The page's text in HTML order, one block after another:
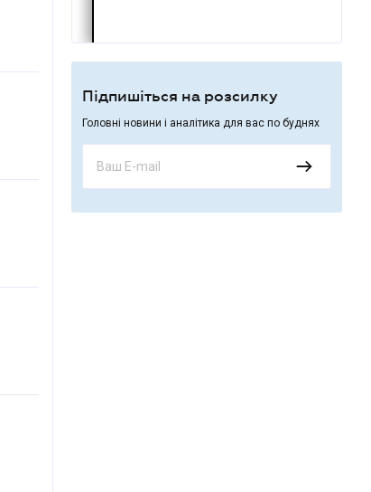
Підпишіться на розсилку
Головні новини і аналітика для вас по буднях